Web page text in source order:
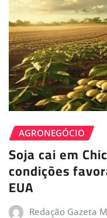
AGRONEGÓCIO
Soja cai em
condições
EUA
Redação Gazeta